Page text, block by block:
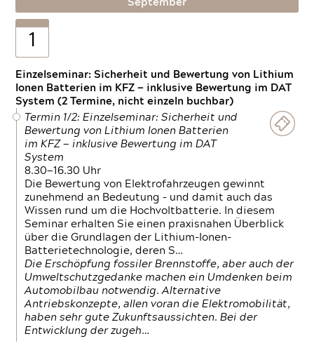
September
1
Einzelseminar: Sicherheit und Bewertung von Lithium
Ionen Batterien im KFZ — inklusive Bewertung im DAT
System (2 Termine, nicht einzeln buchbar)
Termin 1/2: Einzelseminar: Sicherheit und
Bewertung von Lithium Ionen Batterien
im KFZ — inklusive Bewertung im DAT
System
8.30—16.30 Uhr
Die Bewertung von Elektrofahrzeugen gewinnt
zunehmend an Bedeutung – und damit auch das
Wissen rund um die Hochvoltbatterie. In diesem
Seminar erhalten Sie einen praxisnahen Überblick
über die Grundlagen der Lithium-Ionen-
Batterietechnologie, deren S…
Die Erschöpfung fossiler Brennstoffe, aber auch der
Umweltschutzgedanke machen ein Umdenken beim
Automobilbau notwendig. Alternative
Antriebskonzepte, allen voran die Elektromobilität,
haben sehr gute Zukunftsaussichten. Bei der
Entwicklung der zugeh…